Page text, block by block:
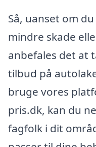
Så, uanset om
mindre skade
anbefales det at
tilbud på
bruge vores
pris.dk, kan du
fagfolk i dit